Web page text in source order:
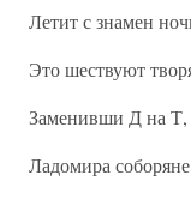
Летит с знамен
Это шествуют
Заменивши Д на Т,
Ладомира соборяне